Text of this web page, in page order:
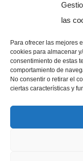
las
Para ofrecer las mejores
cookies para almacenar
consentimiento de estas
comportamiento de
No consentir o retirar el
ciertas características y
Imprenta